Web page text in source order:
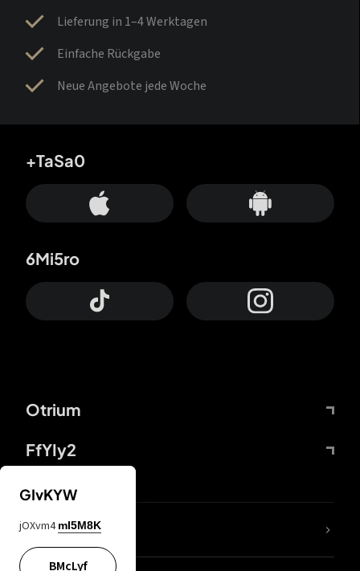
Lieferung in 1–4 Werktagen
Einfache Rückgabe
Neue Angebote jede Woche
Otrium
FfYIy2
+TaSa0
6Mi5ro
DDcvSo
GIvKYW
jOXvm4 mI5M8K
BMcLyf